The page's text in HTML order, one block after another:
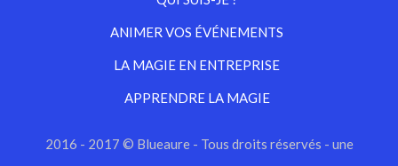
ANIMER VOS ÉVÉNEMENTS
LA MAGIE EN ENTREPRISE
APPRENDRE LA MAGIE
2016 - 2017 © Blueaure - Tous droits réservés - une